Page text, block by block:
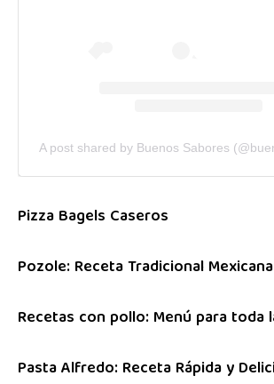
A post shared by Buenos Sabores
Pizza Bagels Caseros
Pozole: Receta Tradicional Mexicana
Recetas con pollo: Menú para toda
Pasta Alfredo: Receta Rápida y